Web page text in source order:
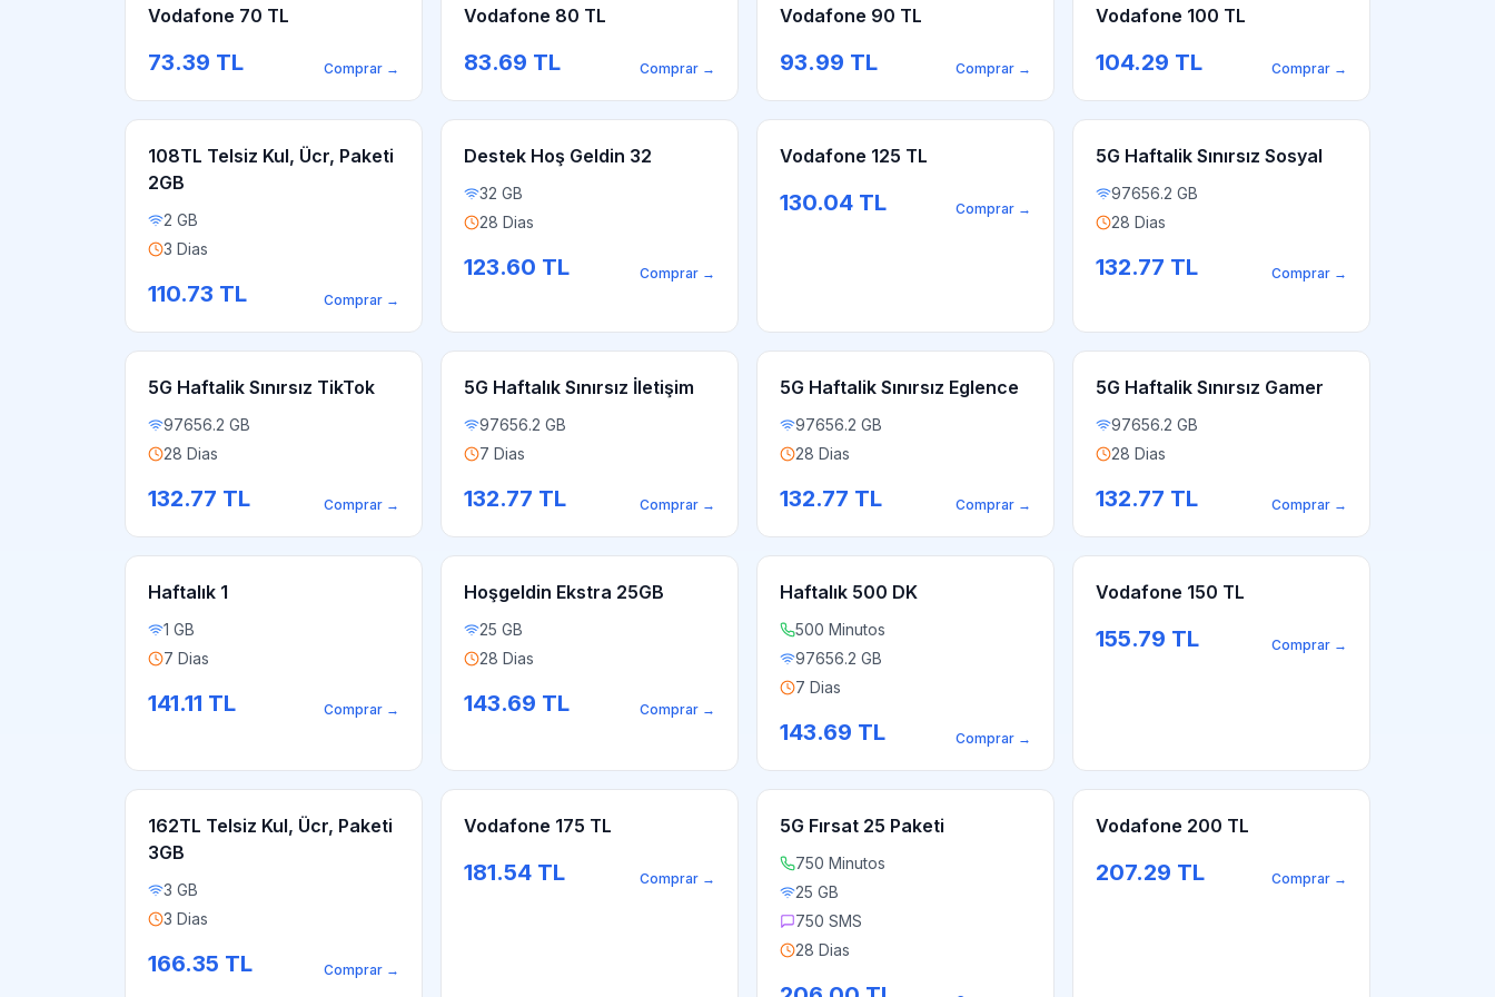
Vodafone 70 TL
73.39 TL Comprar →
Vodafone 80 TL
83.69 TL Comprar →
Vodafone 90 TL
93.99 TL Comprar →
Vodafone 100 TL
104.29 TL Comprar →
108TL Telsiz Kul, Ücr, Paketi
2GB
2 GB
3 Dias
110.73 TL Comprar →
Destek Hoş Geldin 32
32 GB
28 Dias
123.60 TL Comprar →
Vodafone 125 TL
130.04 TL Comprar →
5G Haftalik Sınırsız Sosyal
97656.2 GB
28 Dias
132.77 TL Comprar →
5G Haftalik Sınırsız TikTok
97656.2 GB
28 Dias
132.77 TL Comprar →
5G Haftalık Sınırsız İletişim
97656.2 GB
7 Dias
132.77 TL Comprar →
5G Haftalik Sınırsız Eglence
97656.2 GB
28 Dias
132.77 TL Comprar →
5G Haftalik Sınırsız Gamer
97656.2 GB
28 Dias
132.77 TL Comprar →
Haftalık 1
1 GB
7 Dias
141.11 TL Comprar →
Hoşgeldin Ekstra 25GB
25 GB
28 Dias
143.69 TL Comprar →
Haftalık 500 DK
500 Minutos
97656.2 GB
7 Dias
143.69 TL Comprar →
Vodafone 150 TL
155.79 TL Comprar →
162TL Telsiz Kul, Ücr, Paketi
3GB
3 GB
3 Dias
166.35 TL Comprar →
Vodafone 175 TL
181.54 TL Comprar →
5G Fırsat 25 Paketi
750 Minutos
25 GB
750 SMS
28 Dias
Vodafone 200 TL
207.29 TL Comprar →